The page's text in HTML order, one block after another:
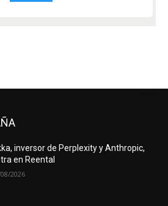
inversor de Perplexity y Anthropic,
en Reental
2026